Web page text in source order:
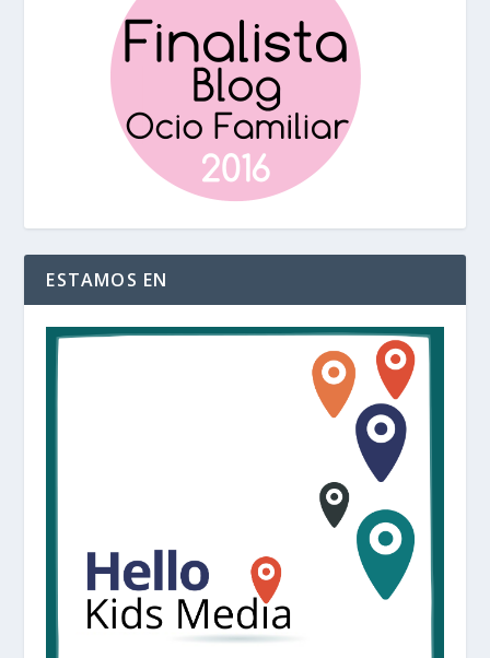
ESTAMOS EN